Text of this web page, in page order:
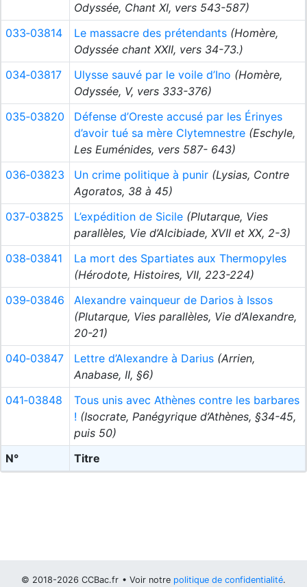
N° Titre
Odyssée, Chant XI, vers 543-587)
033‑03814
Le massacre des prétendants (Homère,
Odyssée chant XXII, vers 34-73.)
034‑03817
Ulysse sauvé par le voile d’Ino (Homère,
Odyssée, V, vers 333-376)
035‑03820
Défense d’Oreste accusé par les Érinyes
d’avoir tué sa mère Clytemnestre (Eschyle,
Les Euménides, vers 587- 643)
036‑03823
Un crime politique à punir (Lysias, Contre
Agoratos, 38 à 45)
037‑03825
L’expédition de Sicile (Plutarque, Vies
parallèles, Vie d’Alcibiade, XVII et XX, 2-3)
038‑03841
La mort des Spartiates aux Thermopyles
(Hérodote, Histoires, VII, 223-224)
039‑03846
Alexandre vainqueur de Darios à Issos
(Plutarque, Vies parallèles, Vie d’Alexandre,
20-21)
040‑03847
Lettre d’Alexandre à Darius (Arrien,
Anabase, II, §6)
041‑03848
Tous unis avec Athènes contre les barbares
! (Isocrate, Panégyrique d’Athènes, §34-45,
puis 50)
© 2018-2026 CCBac.fr • Voir notre politique de confidentialité.